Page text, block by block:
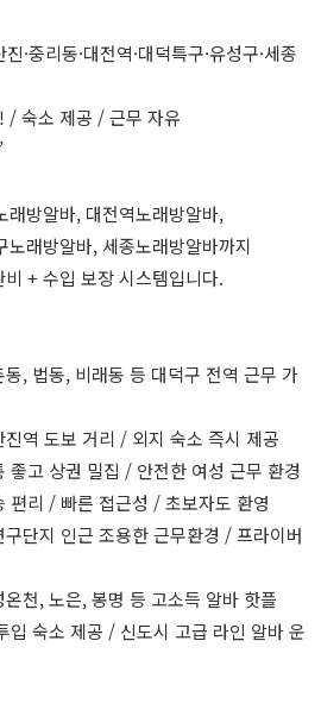
·중리동·대전역·대덕특구·유성구·세종
/ 숙소 제공 / 근무 자유
래방알바, 대전역노래방알바,
노래방알바, 세종노래방알바까지
+ 수입 보장 시스템입니다.
, 법동, 비래동 등 대덕구 전역 근무 가
역 도보 거리 / 외지 숙소 즉시 제공
고 상권 밀집 / 안전한 여성 근무 환경
편리 / 빠른 접근성 / 초보자도 환영
단지 인근 조용한 근무환경 / 프라이버
천, 노은, 봉명 등 고소득 알바 핫플
숙소 제공 / 신도시 고급 라인 알바 운